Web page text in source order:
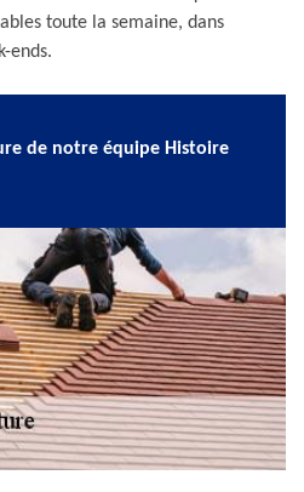
toute la semaine, dans
ends.
de notre équipe Histoire